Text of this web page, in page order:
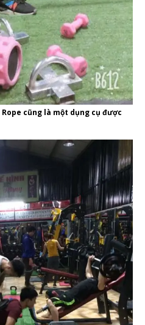
cũng là một dụng cụ được